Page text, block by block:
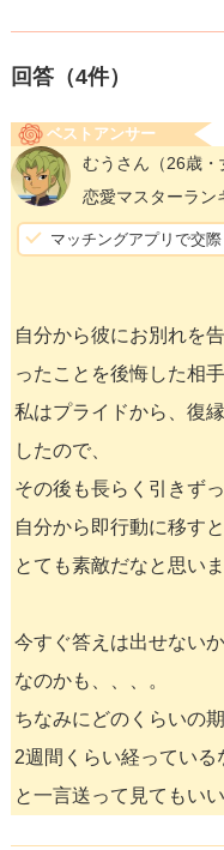
回答（4件）
ベストアンサー
むうさん （26歳
恋愛マスターラン
マッチングアプリで交際
自分から彼にお別れを
ったことを後悔した相
私はプライドから、復
したので、
その後も長らく引きず
自分から即行動に移す
とても素敵だなと思いま
今すぐ答えは出せない
なのかも、、、。
ちなみにどのくらいの
2週間くらい経っている
と一言送って見てもいい